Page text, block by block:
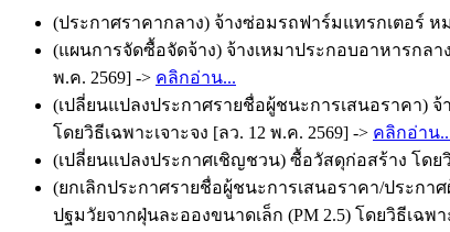
(ประกาศราคากลาง) จ้างซ่อมรถฟาร์มแทรกเตอร์ ห
(แผนการจัดซื้อจัดจ้าง) จ้างเหมาประกอบอาหารกลา
พ.ค. 2569] -> คลิกอ่าน...
(เปลี่ยนแปลงประกาศรายชื่อผู้ชนะการเสนอราคา) จ้
โดยวิธีเฉพาะเจาะจง [ลว. 12 พ.ค. 2569] -> คลิกอ่าน
(เปลี่ยนแปลงประกาศเชิญชวน) ซื้อวัสดุก่อสร้าง โดยวิ
(ยกเลิกประกาศรายชื่อผู้ชนะการเสนอราคา/ประก
ปฐมวัยจากฝุ่นละอองขนาดเล็ก (PM 2.5) โดยวิธีเฉพา